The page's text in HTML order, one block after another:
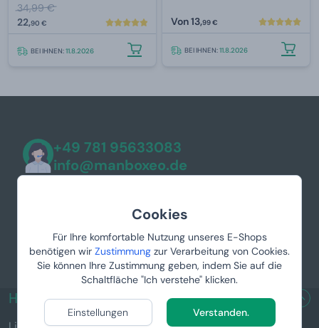
Cookies
Für Ihre komfortable Nutzung unseres E-Shops
benötigen wir Zustimmung zur Verarbeitung von Cookies.
Sie können Ihre Zustimmung geben, indem Sie auf die
Schaltfläche "Ich verstehe" klicken.
Einstellungen Verstanden.
34,99 €
22,90 €
BEI IHNEN:11.8.2026
Von13,99 €
BEI IHNEN:11.8.2026
+49 781 95633083
info@manboxeo.de
HILFREICHE LINKS